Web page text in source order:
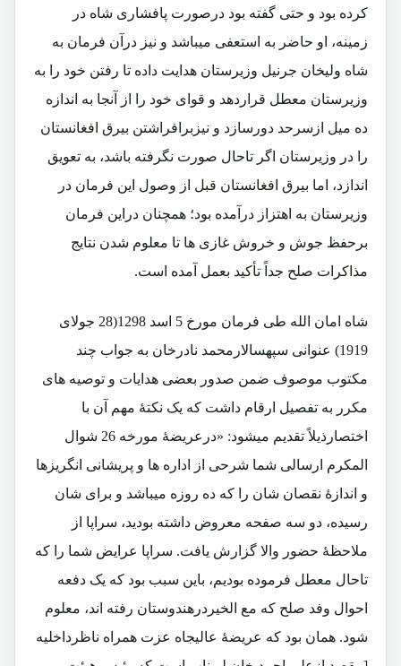
کرده بود و حتی گفته بود درصورت پافشاری شاه در
زمینه، او حاضر به استعفی میباشد و نیز درآن فرمان به
شاه ولیخان جرنیل وزیرستان هدایت داده تا رفتن خود را به
وزیرستان معطل قراردهد و قوای خود را از آنجا به اندازه
ده میل ازسرحد دورسازد و نیزبرافراشتن بیرق افغانستان
را در وزیرستان اگر تاحال صورت نگرفته باشد، به تعویق
اندازد، اما بیرق افغانستان قبل از وصول این فرمان در
وزیرستان به اهتزاز درآمده بود؛ همچنان دراین فرمان
برحفظ جوش و خروش غازی ها تا معلوم شدن نتایج
مذاکرات صلح جداً تأکید بعمل آمده است.
شاه امان الله طی فرمان مورخ 5 اسد 1298(28 جولای
1919) عنوانی سپهسالارمحمد نادرخان به جواب چند
مکتوب موصوف ضمن صدور بعضی هدایات و توصیه های
مکرر به تفصیل ارقام داشت که یک نکتۀ مهم آن با
اختصارذیلاً تقدیم میشود: «درعریضۀ مورخه 26 شوال
المکرم ارسالی شما شرحی از اداره ها و پریشانی انگریزها
و اندازۀ نقصان شان را که ده روزه میباشد و برای شان
رسیده، دو سه صفحه معروض داشته بودید، سراپا از
ملاحظۀ حضور والا گزارش یافت. سراپا عرایض شما را که
تاحال معطل فرموده بودیم، باین سبب بود که یک دفعه
احوال وفد صلح که مع الخیردرهندوستان رفته اند، معلوم
شود. همان بود که عریضۀ عالیجاه عزت همراه ناظرداخلیه